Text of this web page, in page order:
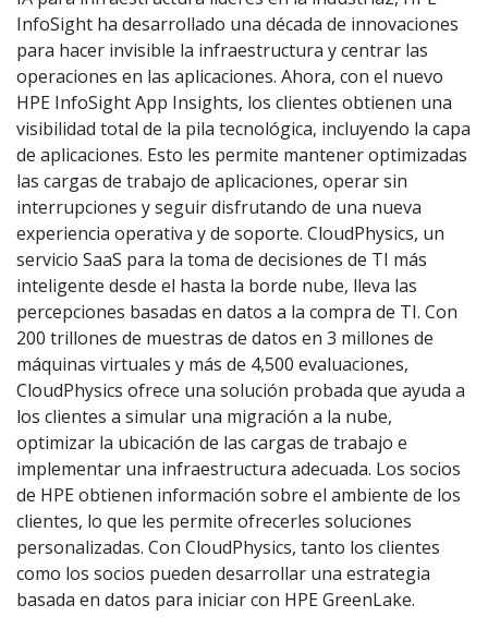
InfoSight ha desarrollado una década de innovaciones
para hacer invisible la infraestructura y centrar las
operaciones en las aplicaciones. Ahora, con el nuevo
HPE InfoSight App Insights, los clientes obtienen una
visibilidad total de la pila tecnológica, incluyendo la capa
de aplicaciones. Esto les permite mantener optimizadas
las cargas de trabajo de aplicaciones, operar sin
interrupciones y seguir disfrutando de una nueva
experiencia operativa y de soporte. CloudPhysics, un
servicio SaaS para la toma de decisiones de TI más
inteligente desde el hasta la borde nube, lleva las
percepciones basadas en datos a la compra de TI. Con
200 trillones de muestras de datos en 3 millones de
máquinas virtuales y más de 4,500 evaluaciones,
CloudPhysics ofrece una solución probada que ayuda a
los clientes a simular una migración a la nube,
optimizar la ubicación de las cargas de trabajo e
implementar una infraestructura adecuada. Los socios
de HPE obtienen información sobre el ambiente de los
clientes, lo que les permite ofrecerles soluciones
personalizadas. Con CloudPhysics, tanto los clientes
como los socios pueden desarrollar una estrategia
basada en datos para iniciar con HPE GreenLake.